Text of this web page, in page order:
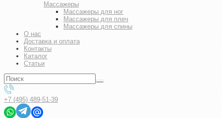
Массажеры
Массажеры для ног
Массажеры для плеч
Массажеры для спины
О нас
Доставка и оплата
Контакты
Каталог
Статьи
+7 (495) 489-51-39